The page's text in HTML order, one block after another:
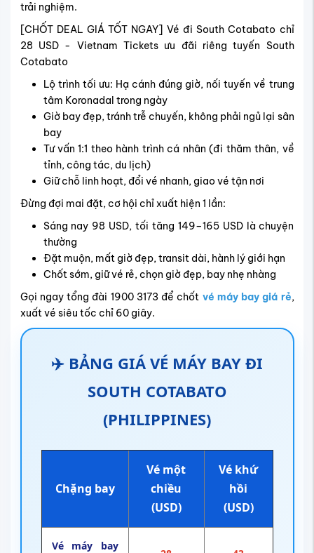
trải nghiệm.
[CHỐT DEAL GIÁ TỐT NGAY] Vé đi South Cotabato chỉ
28 USD - Vietnam Tickets ưu đãi riêng tuyến South
Cotabato
Lộ trình tối ưu: Hạ cánh đúng giờ, nối tuyến về trung
tâm Koronadal trong ngày
Giờ bay đẹp, tránh trễ chuyến, không phải ngủ lại sân
bay
Tư vấn 1:1 theo hành trình cá nhân (đi thăm thân, về
tỉnh, công tác, du lịch)
Giữ chỗ linh hoạt, đổi vé nhanh, giao vé tận nơi
Đừng đợi mai đặt, cơ hội chỉ xuất hiện 1 lần:
Sáng nay 98 USD, tối tăng 149–165 USD là chuyện
thường
Đặt muộn, mất giờ đẹp, transit dài, hành lý giới hạn
Chốt sớm, giữ vé rẻ, chọn giờ đẹp, bay nhẹ nhàng
Gọi ngay tổng đài 1900 3173 để chốt vé máy bay giá rẻ,
xuất vé siêu tốc chỉ 60 giây.
✈️ BẢNG GIÁ VÉ MÁY BAY ĐI
SOUTH COTABATO
(PHILIPPINES)
Chặng bay
Vé một
chiều
(USD)
Vé khứ
hồi
(USD)
Vé máy bay